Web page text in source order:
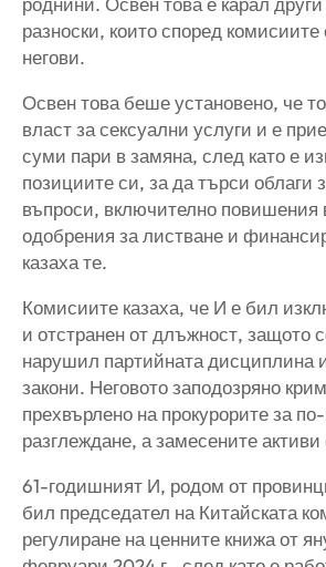
разноски, които според
негови.
Освен това беше установено, че
власт за сексуални услуги и е
суми пари в замяна, след като е
позициите си, за да търси облаги
въпроси, включително повишения
одобрения за листване и
казаха те.
Комисиите казаха, че И е бил
и отстранен от длъжност, защото
нарушил партийната дисциплина
закони. Неговото заподозряно
прехвърлено на прокурорите за
разглеждане, а замесените
61-годишният И, родом от
бил председател на Китайската
регулиране на ценните книжа от